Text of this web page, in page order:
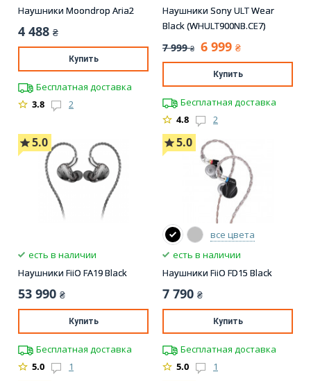
Наушники Moondrop Aria2
4 488 ₴
Купить
Бесплатная доставка
3.8
2
Наушники Sony ULT Wear
Black (WHULT900NB.CE7)
7 999 ₴ 6 999 ₴
Купить
Бесплатная доставка
4.8
2
5.0
есть в наличии
Наушники FiiO FA19 Black
53 990 ₴
Купить
Бесплатная доставка
5.0
1
5.0
все цвета
есть в наличии
Наушники FiiO FD15 Black
7 790 ₴
Купить
Бесплатная доставка
5.0
1